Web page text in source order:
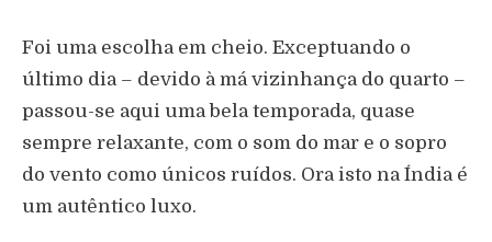
Foi uma escolha em cheio. Exceptuando o
último dia – devido à má vizinhança do quarto –
passou-se aqui uma bela temporada, quase
sempre relaxante, com o som do mar e o sopro
do vento como únicos ruídos. Ora isto na Índia é
um autêntico luxo.